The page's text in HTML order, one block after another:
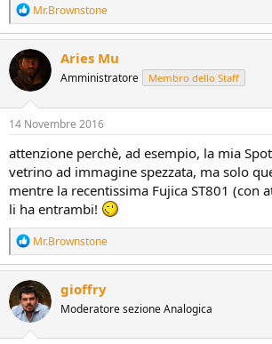
R
e
a
c
t
i
o
n
s
Mr.Brownstone
Aries Mu
Amministratore Membro dello Staff
14 Novembre 2016
attenzione perchè, ad esempio, la mia
vetrino ad immagine spezzata, ma solo
mentre la recentissima Fujica ST801 (con
li ha entrambi!
R
e
a
c
t
i
o
n
Mr.Brownstone
gioffry
Moderatore sezione Analogica